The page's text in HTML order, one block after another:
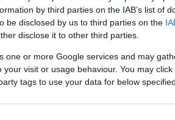
by third parties on the IAB’s list of
be disclosed by us to third parties on the
disclose it to other third parties.
one or more Google services and may
visit or usage behaviour. You may
tags to use your data for below
di strumenti di
la crescita e la
una
vera, concreta e
tessuto produttivo
che il sostegno
utilizzato per coprire